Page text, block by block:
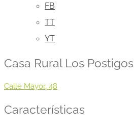
FB
TT
YT
Casa Rural Los Postigos
Calle Mayor, 48
Características